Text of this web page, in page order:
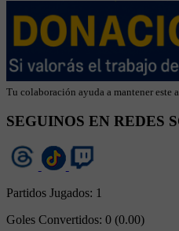
Tu colaboración ayuda a mantener este
SEGUINOS EN REDES
Partidos Jugados: 1
Goles Convertidos: 0 (0.00)